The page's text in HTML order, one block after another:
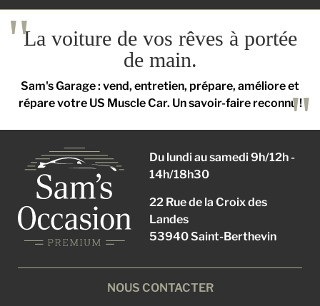
La voiture de vos rêves à portée
de main.
Sam's Garage : vend, entretien, prépare, améliore et
répare votre US Muscle Car. Un savoir-faire reconnu !
Du lundi au samedi 9h/12h -
14h/18h30
22 Rue de la Croix des
Landes
53940 Saint-Berthevin
NOUS CONTACTER